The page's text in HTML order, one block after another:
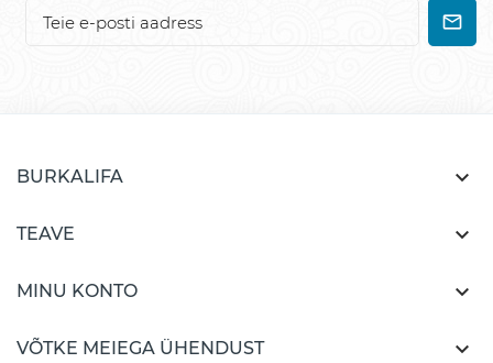
BURKALIFA 
TEAVE 
MINU KONTO 
VÕTKE MEIEGA ÜHENDUST 